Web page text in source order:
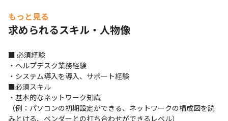
＜導入したシステム例＞
・電子カルテシステム
・リハビリ部が使用するリハビリシステム
・薬剤部が使用する薬剤システム
・放射線科の使用する画像システム
＜入職後の流れ＞
・入植当日は法人本部に出勤していただき、本部や病院の職員と
顔合わせをします
もっと見る
求められるスキル・人物像
■ 必須経験
・ヘルプデスク業務経験
・システム導入を導入、サポート経験
■必須スキル
・基本的なネットワーク知識
（例：パソコンの初期設定ができる、ネットワークの構成図を読
みとける、ベンダーとの打ち合わせができるレベル）